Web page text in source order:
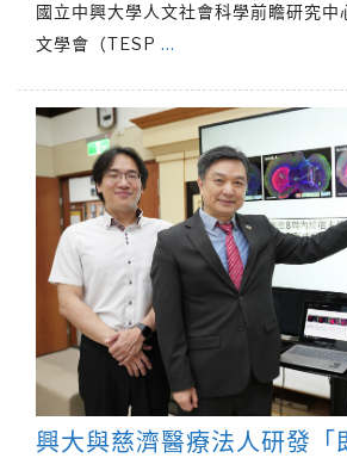
國立中興大學人文社會科學前瞻研究中
文學會（TESP …
興大與慈濟醫療法人研發「